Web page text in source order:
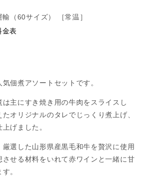
輸 （60サイズ）
［常温］
金表
佃煮アソートセットです。
主にすき焼き用の牛肉をスライスし
オリジナルのタレでじっくり煮上げ、
げました。
選した山形県産黒毛和牛を贅沢に使用
させる材料をいれて赤ワインと一緒に甘
。